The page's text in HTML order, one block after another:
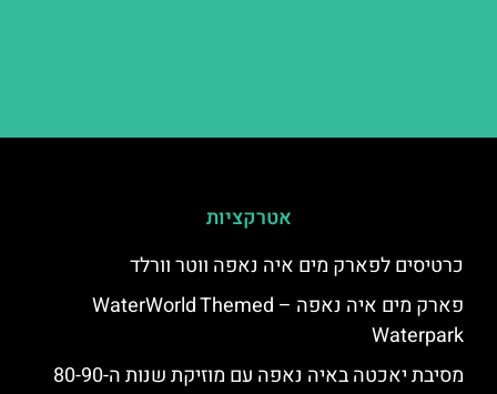
אטרקציות
כרטיסים לפארק מים איה נאפה ווטר וורלד
פארק מים איה נאפה – ‪‪WaterWorld Themed
Waterpark‬‬
מסיבת יאכטה באיה נאפה עם מוזיקת שנות ה-80-90